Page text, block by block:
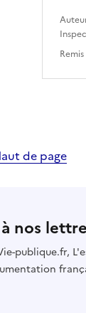
de page
nos
publique.fr,